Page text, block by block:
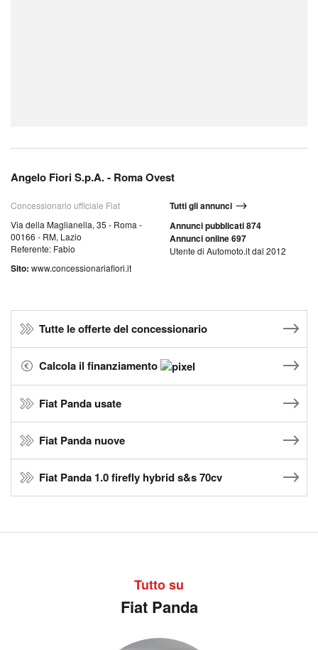
Angelo Fiori S.p.A. - Roma Ovest
Concessionario ufficiale Fiat
Via della Maglianella, 35 - Roma -
00166 - RM, Lazio
Referente: Fabio
Sito: www.concessionariafiori.it
Tutti gli annunci
Annunci pubblicati 874
Annunci online 697
Utente di Automoto.it dal 2012
Tutte le offerte del concessionario
Calcola il finanziamento
Fiat Panda usate
Fiat Panda nuove
Fiat Panda 1.0 firefly hybrid s&s 70cv
Tutto su
Fiat Panda